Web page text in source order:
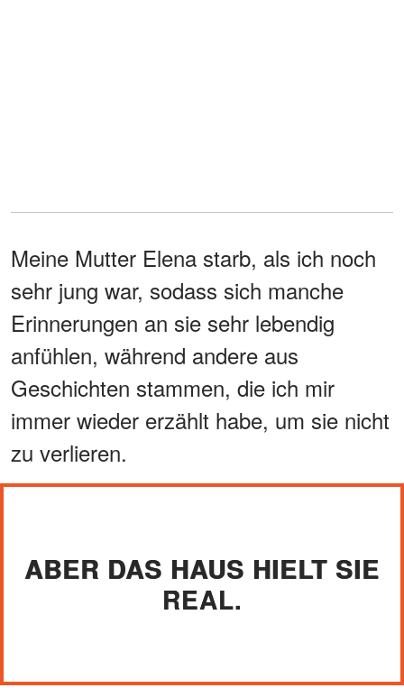
Meine Mutter Elena starb, als ich noch
sehr jung war, sodass sich manche
Erinnerungen an sie sehr lebendig
anfühlen, während andere aus
Geschichten stammen, die ich mir
immer wieder erzählt habe, um sie nicht
zu verlieren.
ABER DAS HAUS HIELT SIE
REAL.